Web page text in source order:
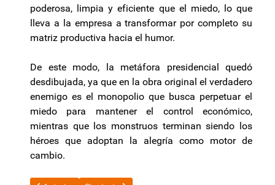
poderosa, limpia y eficiente que el miedo, lo que
lleva a la empresa a transformar por completo su
matriz productiva hacia el humor.
De este modo, la metáfora presidencial quedó
desdibujada, ya que en la obra original el verdadero
enemigo es el monopolio que busca perpetuar el
miedo para mantener el control económico,
mientras que los monstruos terminan siendo los
héroes que adoptan la alegría como motor de
cambio.